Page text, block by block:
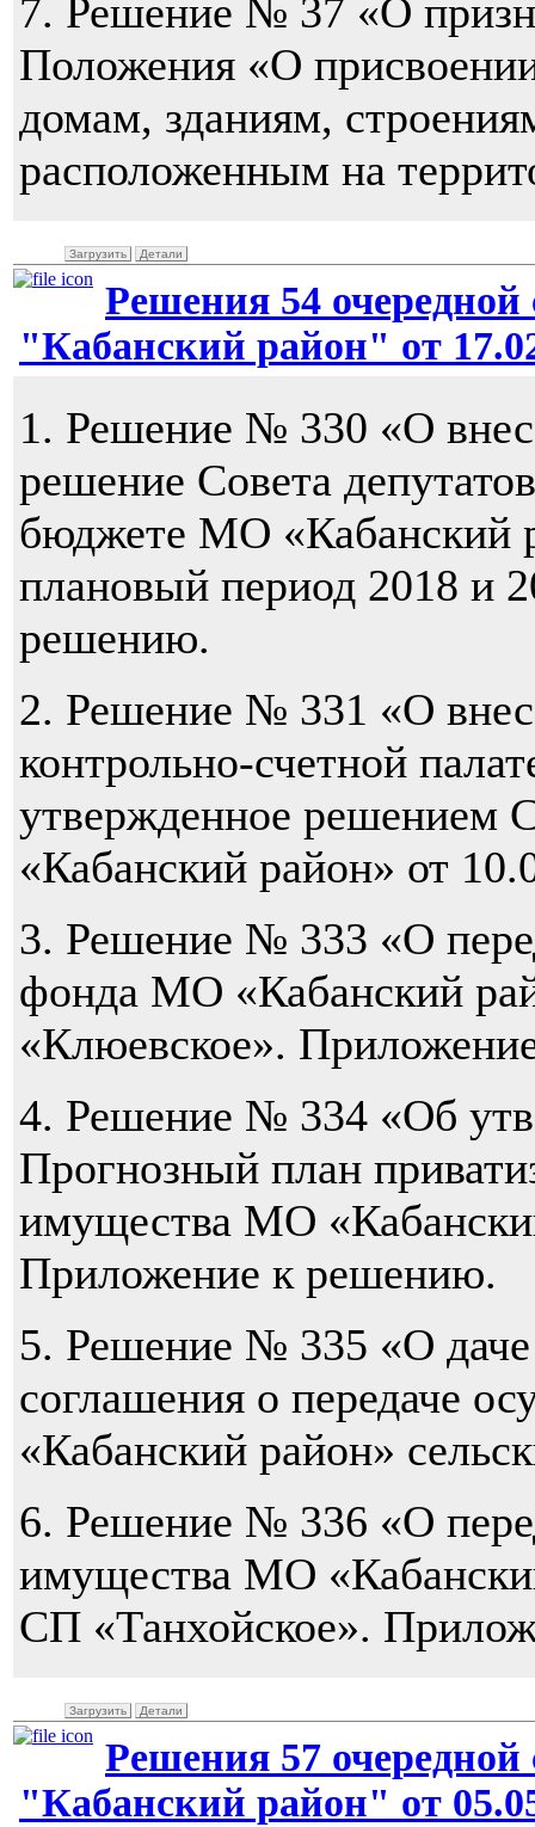
7. Решение № 37 «О
Положения «О
домам, зданиям,
расположенным на
Загрузить Детали
Решения 54
"Кабанский район" от
1. Решение № 330 «О
решение Совета
бюджете МО «Кабанский
плановый период 2018 и
решению.
2. Решение № 331 «О
контрольно-счетной
утвержденное решением
«Кабанский район» от
3. Решение № 333 «О
фонда МО «Кабанский
«Клюевское».
4. Решение № 334 «Об
Прогнозный план
имущества МО
Приложение к решению.
5. Решение № 335 «О даче
соглашения о передаче
«Кабанский район»
6. Решение № 336 «О
имущества МО
СП «Танхойское».
Загрузить Детали
Решения 57
"Кабанский район" от